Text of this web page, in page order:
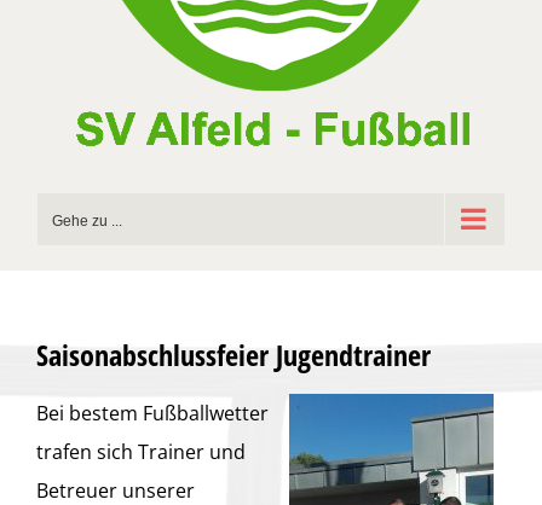
Gehe zu ...
Saisonabschlussfeier Jugendtrainer
Bei bestem Fußballwetter
trafen sich Trainer und
Betreuer unserer